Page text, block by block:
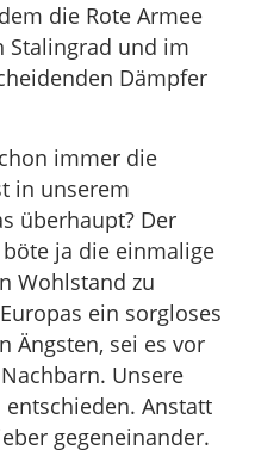
die Rote Armee
Stalingrad und im
Dämpfer
immer die
in unserem
überhaupt? Der
ja die einmalige
Wohlstand zu
ein sorgloses
Ängsten, sei es vor
Unsere
Anstatt
gegeneinander.